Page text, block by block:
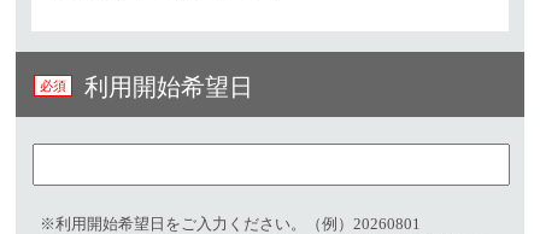
利用開始希望日
※利用開始希望日をご入力ください。（例）20260801​